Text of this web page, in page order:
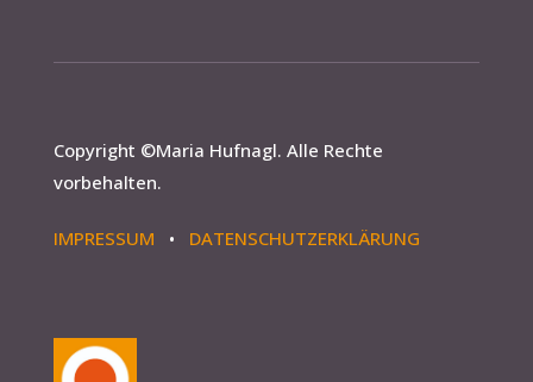
Copyright ©Maria Hufnagl. Alle Rechte
vorbehalten.
IMPRESSUM • DATENSCHUTZERKLÄRUNG